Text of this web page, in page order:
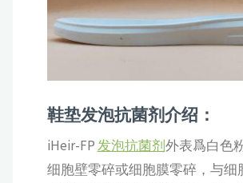
鞋垫发泡抗菌剂介绍：
iHeir-FP发泡抗菌剂外表爲白色
细胞壁零碎或细胞膜零碎，与